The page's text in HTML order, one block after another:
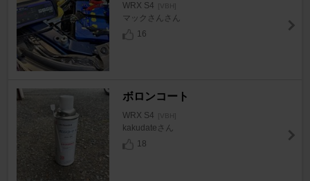
WRX S4 [VBH]
マックさんさん
16
ボロンコート
WRX S4 [VBH]
kakudateさん
18